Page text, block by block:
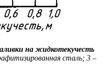
на жидкотекучесть
сталь; 3 –